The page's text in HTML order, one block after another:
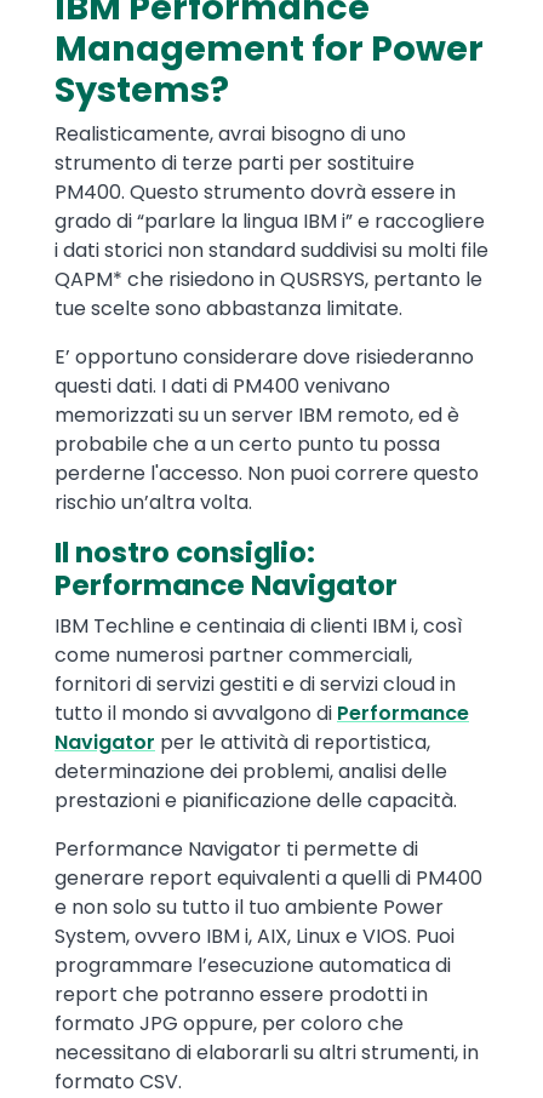
Management for Power
Systems?
Realisticamente, avrai bisogno di uno
strumento di terze parti per sostituire
PM400. Questo strumento dovrà essere in
grado di “parlare la lingua IBM i” e raccogliere
i dati storici non standard suddivisi su molti file
QAPM* che risiedono in QUSRSYS, pertanto le
tue scelte sono abbastanza limitate.
E’ opportuno considerare dove risiederanno
questi dati. I dati di PM400 venivano
memorizzati su un server IBM remoto, ed è
probabile che a un certo punto tu possa
perderne l'accesso. Non puoi correre questo
rischio un’altra volta.
Il nostro consiglio:
Performance Navigator
IBM Techline e centinaia di clienti IBM i, così
come numerosi partner commerciali,
fornitori di servizi gestiti e di servizi cloud in
tutto il mondo si avvalgono di Performance
Navigator per le attività di reportistica,
determinazione dei problemi, analisi delle
prestazioni e pianificazione delle capacità.
Performance Navigator ti permette di
generare report equivalenti a quelli di PM400
e non solo su tutto il tuo ambiente Power
System, ovvero IBM i, AIX, Linux e VIOS. Puoi
programmare l’esecuzione automatica di
report che potranno essere prodotti in
formato JPG oppure, per coloro che
necessitano di elaborarli su altri strumenti, in
formato CSV.